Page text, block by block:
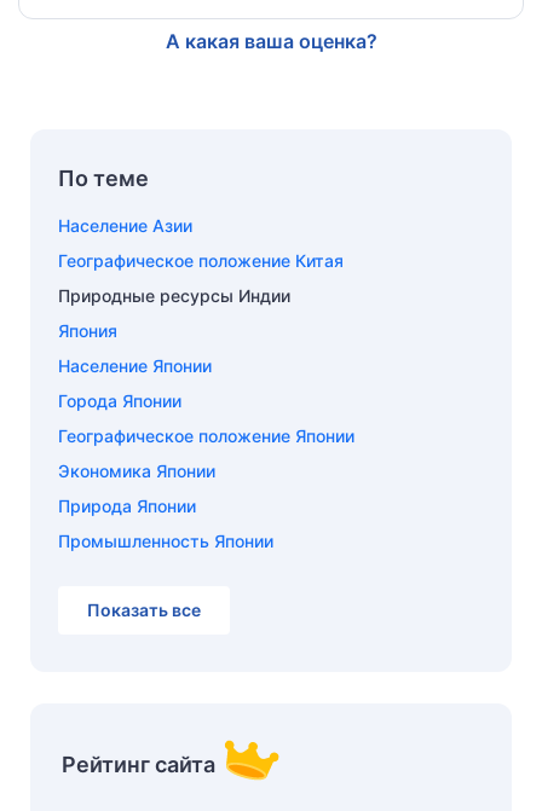
А какая ваша оценка?
По теме
Население Азии
Географическое положение Китая
Природные ресурсы Индии
Япония
Население Японии
Города Японии
Географическое положение Японии
Экономика Японии
Природа Японии
Промышленность Японии
Показать все
Рейтинг сайта